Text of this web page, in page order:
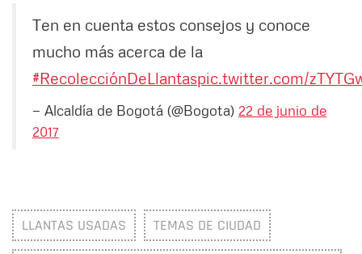
Ten en cuenta estos consejos y conoce
mucho más acerca de la
#RecolecciónDeLlantaspic.twitter.com/
— Alcaldía de Bogotá (@Bogota) 22 de junio de
2017
LLANTAS USADAS TEMAS DE CIUDAD